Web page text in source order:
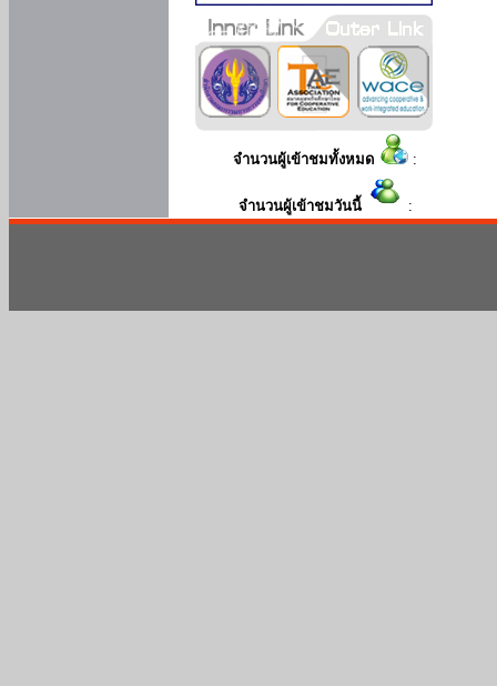
จำนวนผู้เข้าชมทั้งหมด :
จำนวนผู้เข้าชมวันนี้ :